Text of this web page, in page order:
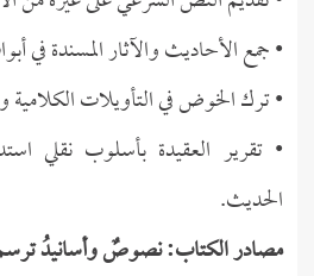
• جمع الأحاديث والآثار المسندة في
• ترك الخوض في التأويلات
• تقرير العقيدة بأسلوب نقلي
الحديث.
مصادر الكتاب: نصوصٌ وأسانيدُ